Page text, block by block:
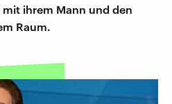
ihrem Mann und den
Raum.